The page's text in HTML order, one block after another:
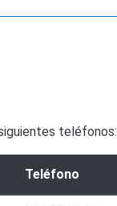
teléfonos:
Teléfono